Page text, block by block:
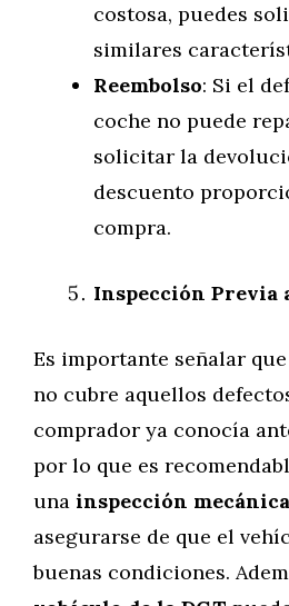
costosa, puedes
similares
Reembolso: Si el
coche no puede
solicitar la
descuento
compra.
Inspección Previa
Es importante señalar
no cubre aquellos
comprador ya conocía
por lo que es
una inspección
asegurarse de que el
buenas condiciones.